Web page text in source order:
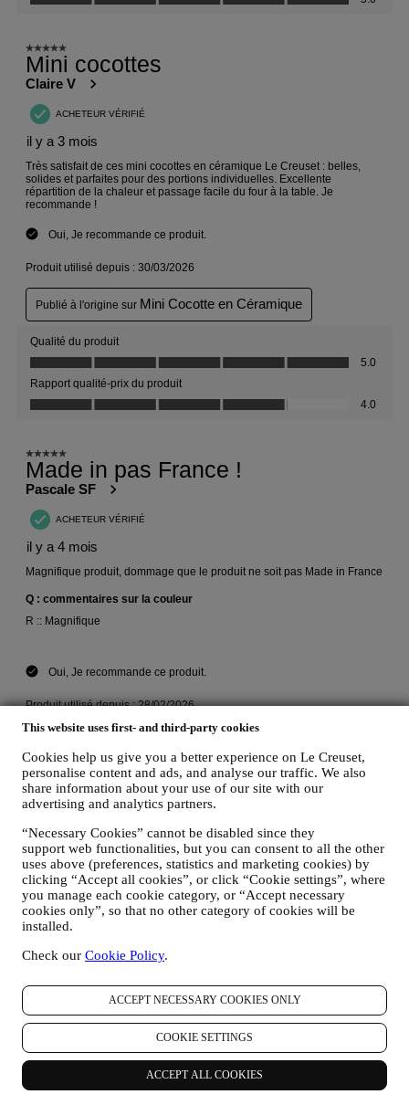
This website uses first- and third-party cookies
Cookies help us give you a better experience on Le Creuset,
personalise content and ads, and analyse our traffic. We also
share information about your use of our site with our
advertising and analytics partners.
“Necessary Cookies” cannot be disabled since they
support web functionalities, but you can consent to all the other
uses above (preferences, statistics and marketing cookies) by
clicking “Accept all cookies”, or click “Cookie settings”, where
you manage each cookie category, or “Accept necessary
cookies only”, so that no other category of cookies will be
installed.
Check our Cookie Policy.
ACCEPT NECESSARY COOKIES ONLY
COOKIE SETTINGS
ACCEPT ALL COOKIES